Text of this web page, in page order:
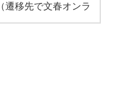
（遷移先で文春オンラ